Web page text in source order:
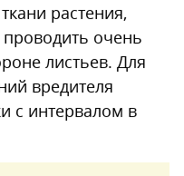
растения,
очень
листьев. Для
вредителя
с интервалом в